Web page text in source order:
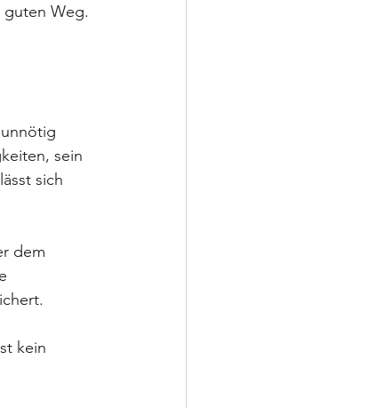
Weg.
sein
sich
dem
kein